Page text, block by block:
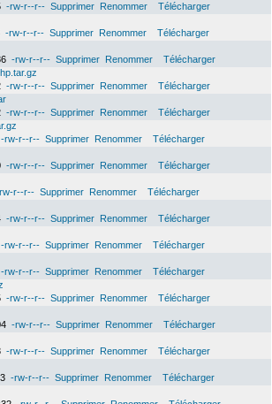
-rw-r--r-- Supprimer Renommer
Télécharger
-rw-r--r-- Supprimer Renommer
Télécharger
-rw-r--r-- Supprimer Renommer
Télécharger
-rw-r--r-- Supprimer Renommer
Télécharger
-rw-r--r-- Supprimer Renommer
Télécharger
-rw-r--r-- Supprimer Renommer
Télécharger
-rw-r--r-- Supprimer Renommer
Télécharger
r--r-- Supprimer Renommer
Télécharger
-rw-r--r-- Supprimer Renommer
Télécharger
-rw-r--r-- Supprimer Renommer
Télécharger
-rw-r--r-- Supprimer Renommer
Télécharger
-rw-r--r-- Supprimer Renommer
Télécharger
-rw-r--r-- Supprimer Renommer
Télécharger
-rw-r--r-- Supprimer Renommer
Télécharger
-rw-r--r-- Supprimer Renommer
Télécharger